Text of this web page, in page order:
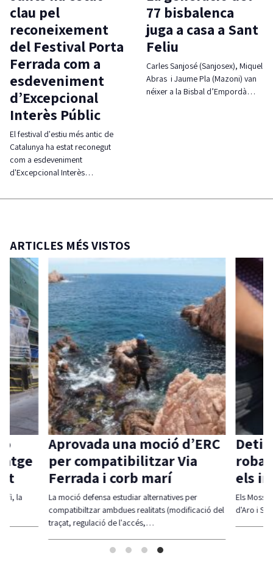
clau pel
reconeixement
del Festival Porta
Ferrada com a
esdeveniment
d’Excepcional
Interès Públic
El festival d'estiu més antic de
Catalunya ha estat reconegut
com a esdeveniment
d'Excepcional Interès…
77 bisbalenca
juga a casa a Sant
Feliu
Carles Sanjosé (Sanjosex), Miquel
Abras i Jaume Pla (Mazoni) van
néixer a la Bisbal d’Empordà…
ARTICLES MÉS VISTOS
els
Els
d'Aro i
fi, la
Aprovada una moció d’ERC
per compatibilitzar Via
Ferrada i corb marí
La moció defensa estudiar alternatives per
compatibiltzar ambdues realitats (modificació del
traçat, regulació de l'accés,…